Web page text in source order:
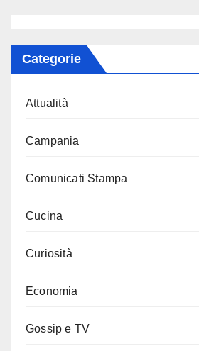
Categorie
Attualità
Campania
Comunicati Stampa
Cucina
Curiosità
Economia
Gossip e TV